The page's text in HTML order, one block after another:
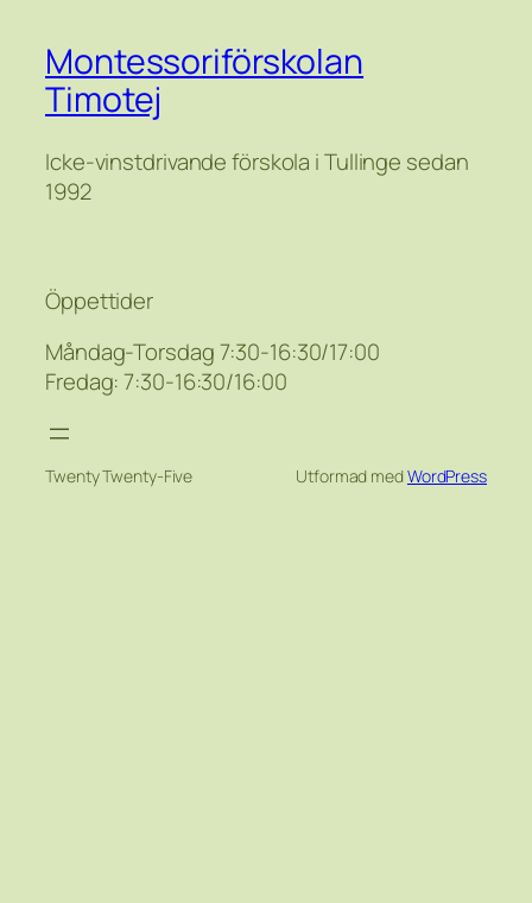
Montessoriförskolan
Timotej
Icke-vinstdrivande förskola i Tullinge sedan
1992
Öppettider
Måndag-Torsdag 7:30-16:30/17:00
Fredag: 7:30-16:30/16:00
Twenty Twenty-Five Utformad medWordPress